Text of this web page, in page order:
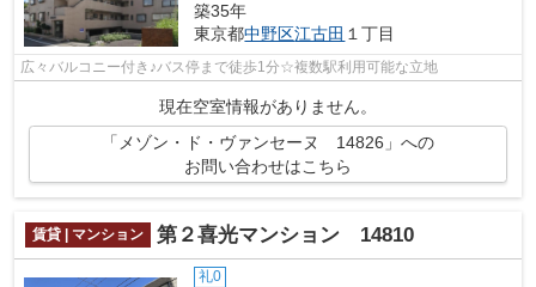
築35年
東京都中野区江古田 １丁目
広々バルコニー付き♪バス停まで徒歩1分☆複数駅利用可能な立地
現在空室情報がありません。
「メゾン・ド・ヴァンセーヌ 14826」への
お問い合わせはこちら
賃貸 | マンション 第２喜光マンション 14810
礼0